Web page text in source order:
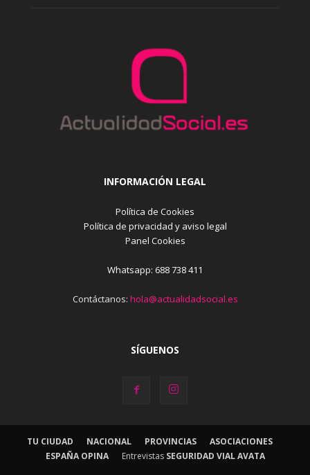
INFORMACIÓN LEGAL
Política de Cookies
Política de privacidad y aviso legal
Panel Cookies
Whatsapp: 688 738 411
Contáctanos: hola@actualidadsocial.es
SÍGUENOS
TU CIUDAD NACIONAL PROVINCIAS
ASOCIACIONES
ESPAÑA OPINA
Entrevistas SEGURIDAD VIAL AVATA